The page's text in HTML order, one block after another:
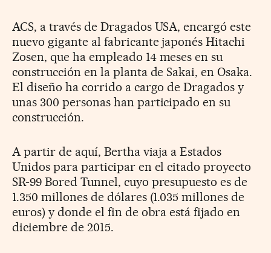
ACS, a través de Dragados USA, encargó este
nuevo gigante al fabricante japonés Hitachi
Zosen, que ha empleado 14 meses en su
construcción en la planta de Sakai, en Osaka.
El diseño ha corrido a cargo de Dragados y
unas 300 personas han participado en su
construcción.
A partir de aquí, Bertha viaja a Estados
Unidos para participar en el citado proyecto
SR-99 Bored Tunnel, cuyo presupuesto es de
1.350 millones de dólares (1.035 millones de
euros) y donde el fin de obra está fijado en
diciembre de 2015.